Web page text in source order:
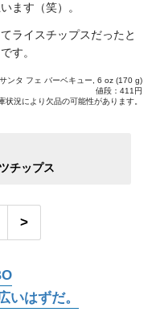
ます（笑）。
ライスチップスだったと
す。
ンタ フェ バーベキュー, 6 oz (170 g)
値段：411円
況により欠品の可能性があります。
チップス
>
いはずだ。